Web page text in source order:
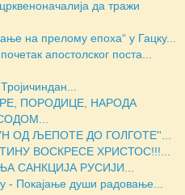
да тражи
на прелому епоха“ у Гацку...
апостолског поста...
ПОРОДИЦЕ, НАРОДА
ОД ЉЕПОТЕ ДО ГОЛГОТЕ''...
ВОСКРЕСЕ ХРИСТОС!!!...
САНКЦИЈА РУСИЈИ...
- Покајање души радовање...